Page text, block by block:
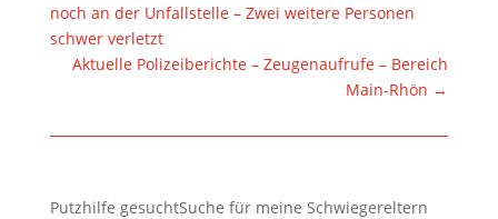
noch an der Unfallstelle – Zwei weitere Personen
schwer verletzt
Aktuelle Polizeiberichte – Zeugenaufrufe – Bereich
Main-Rhön →
Putzhilfe gesuchtSuche für meine Schwiegereltern